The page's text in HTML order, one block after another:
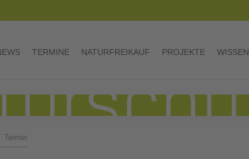
TERMINE NATURFREIKAUF PROJEKTE WISSEN
Termin